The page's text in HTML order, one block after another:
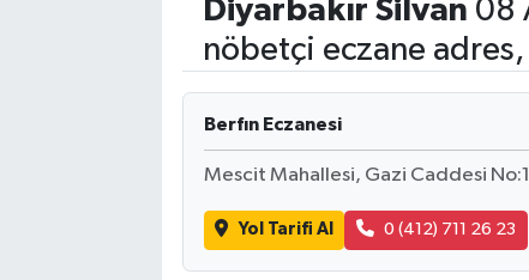
Diyarbakır Silvan 08
nöbetçi eczane
Berfın Eczanesi
Mescit Mahallesi, Gazi Caddesi
Yol Tarifi Al 0 (412) 711 26 23